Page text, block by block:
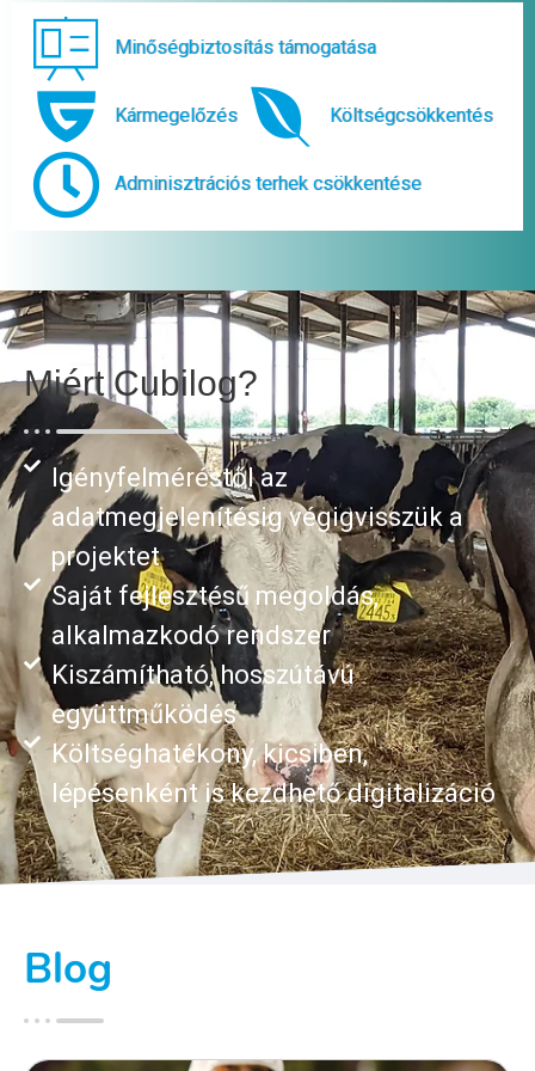
Minőségbiztosítás támogatása
Kármegelőzés Költségcsökkentés
Adminisztrációs terhek csökkentése
Miért Cubilog?
Igényfelméréstől az
adatmegjelenítésig végigvisszük a
projektet
Saját fejlesztésű megoldás,
alkalmazkodó rendszer
Kiszámítható, hosszútávú
együttműködés
Költséghatékony, kicsiben,
lépésenként is kezdhető digitalizáció
Blog